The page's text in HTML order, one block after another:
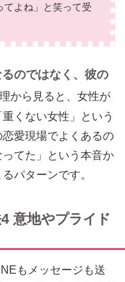
よね」と笑って受
のではなく、彼の
から見ると、女性が
くない女性」という
愛現場でよくあるの
てた」という本音か
パターンです。
意地やプライド
もメッセージも送